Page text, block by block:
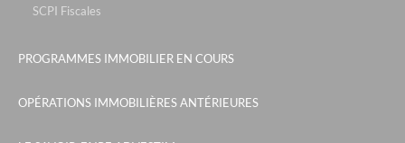
le chalet des dolines - montgenèvre / alpes du sud
l'aquae- aix les bains
SCPI Fiscales
PROGRAMMES IMMOBILIER EN COURS
OPÉRATIONS IMMOBILIÈRES ANTÉRIEURES